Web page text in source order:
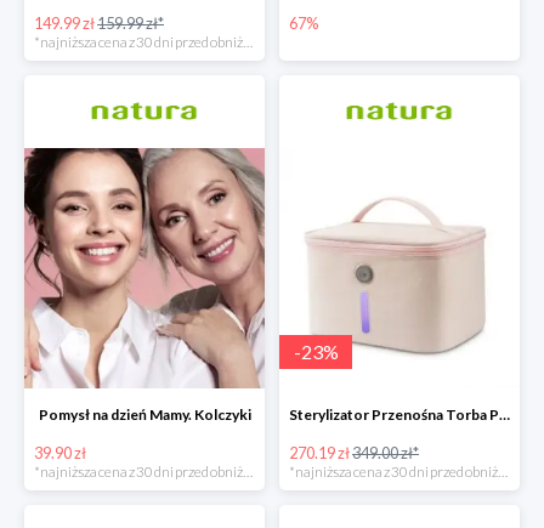
149.99 zł159.99 zł* 67%
Pomysł na dzień Mamy. Kolczyki
39.90 zł
-23%
Sterylizator Przenośna Torba P26 Uvc Led
270.19 zł349.00 zł*